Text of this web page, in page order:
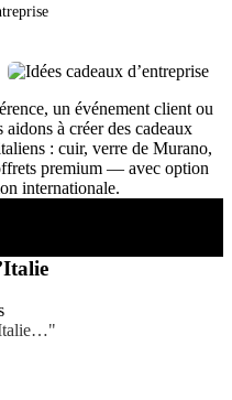
un événement client ou
à créer des cadeaux
: cuir, verre de Murano,
premium — avec option
internationale.